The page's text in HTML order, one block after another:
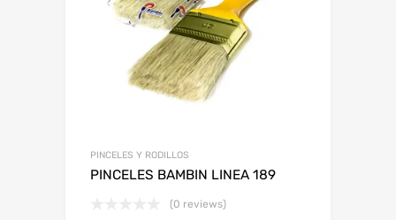
PINCELES Y RODILLOS
PINCELES BAMBIN LINEA 189
(0 reviews)